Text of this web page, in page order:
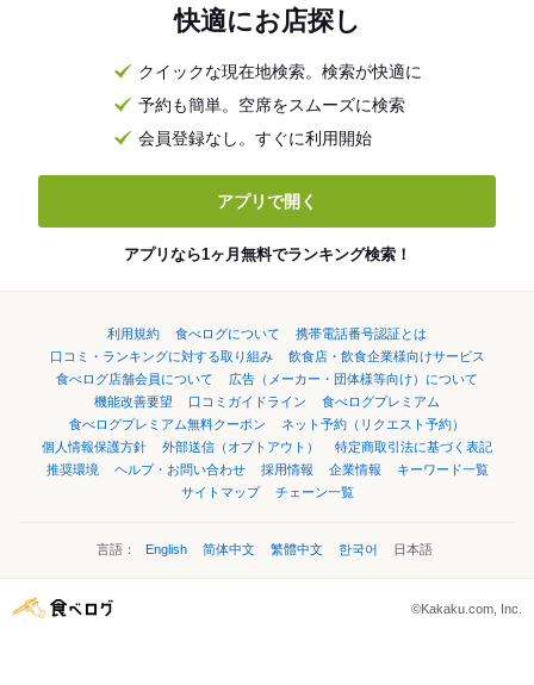
快適にお店探し
クイックな現在地検索。検索が快適に
予約も簡単。空席をスムーズに検索
会員登録なし。すぐに利用開始
アプリで開く
アプリなら1ヶ月無料でランキング検索！
利用規約 食べログについて
携帯電話番号認証とは
口コミ・ランキングに対する取り組み
飲食店・飲食企業様向けサービス
食べログ店舗会員について
広告（メーカー・団体様等向け）について
機能改善要望
口コミガイドライン
食べログプレミアム
食べログプレミアム無料クーポン
ネット予約（リクエスト予約）
個人情報保護方針
外部送信（オプトアウト）
特定商取引法に基づく表記
推奨環境
ヘルプ・お問い合わせ 採用情報 企業情報
キーワード一覧
サイトマップ
チェーン一覧
言語： English 简体中文 繁體中文 한국어 日本語
©Kakaku.com, Inc.